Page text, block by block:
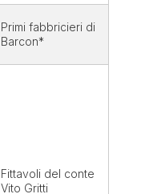
Primi fabbricieri di
Barcon*
Fittavoli del conte
Vito Gritti